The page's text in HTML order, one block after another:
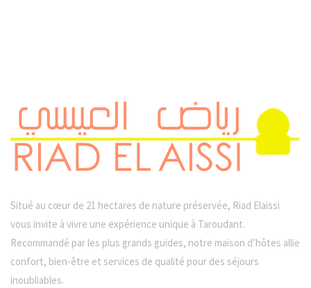
Situé au cœur de 21 hectares de nature préservée, Riad Elaissi
vous invite à vivre une expérience unique à Taroudant.
Recommandé par les plus grands guides, notre maison d’hôtes allie
confort, bien-être et services de qualité pour des séjours
inoubliables.